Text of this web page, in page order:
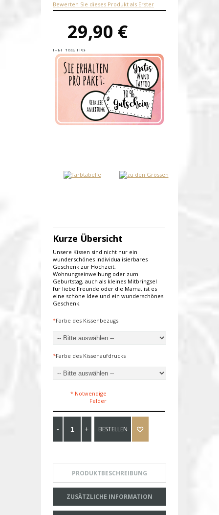
Bewerten Sie dieses Produkt als Erster
29,90 €
Inkl. 19% USt.
Versandkosten
Produktnummer:k30-E
Verfügbarkeit:Auf Lager
Lieferzeit: 1-2 Werktage
Kurze Übersicht
Unsere Kissen sind nicht nur ein
wunderschönes individualisierbares
Geschenk zur Hochzeit,
Wohnungseinweihung oder zum
Geburtstag, auch als kleines Mitbringsel
für liebe Freunde oder die Mama, ist es
eine schöne Idee und ein wunderschönes
Geschenk.
*Farbe des Kissenbezugs
*Farbe des Kissenaufdrucks
* Notwendige
Felder
BESTELLEN
PRODUKTBESCHREIBUNG
ZUSÄTZLICHE INFORMATION